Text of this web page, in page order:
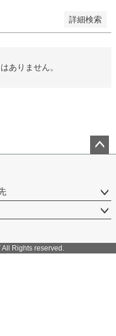
詳細検索
ありません。
へ
Rights reserved.